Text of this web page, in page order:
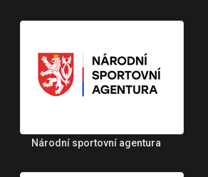
Národní sportovní agentura